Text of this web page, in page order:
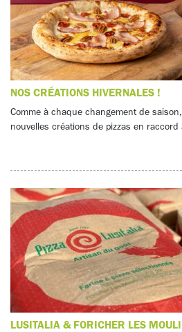
NOS CRÉATIONS HIVERNALES !
Comme à chaque changement de
nouvelles créations de pizzas en
LUSITALIA & FORICHER LES